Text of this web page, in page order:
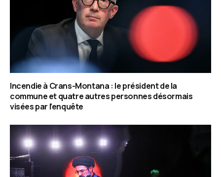
Incendie à Crans-Montana : le président de la
commune et quatre autres personnes désormais
visées par l’enquête